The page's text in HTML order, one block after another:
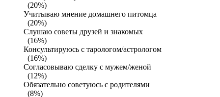
(20%)
Учитываю мнение домашнего питомца
(20%)
Слушаю советы друзей и знакомых
(16%)
Консультируюсь с тарологом/астрологом
(16%)
Согласовываю сделку с мужем/женой
(12%)
Обязательно советуюсь с родителями
(8%)